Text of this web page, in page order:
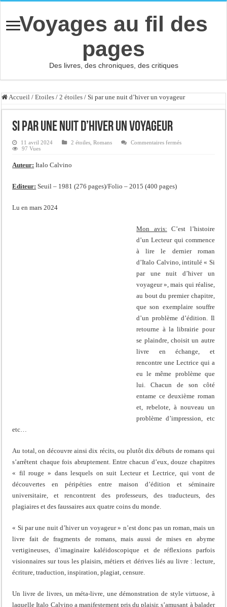
Voyages au fil des
pages
Des livres, des chroniques, des critiques
Accueil / Etoiles / 2 étoiles / Si par une nuit d’hiver un voyageur
Si par une nuit d’hiver un voyageur
11 avril 2024 2 étoiles ,Romans Commentaires ferméssur
97 Vues
Auteur: Italo Calvino
Editeur: Seuil – 1981 (276 pages)/Folio – 2015 (400 pages)
Lu en mars 2024
Mon avis: C’est l’histoire
d’un Lecteur qui commence
à lire le dernier roman
d’Italo Calvino, intitulé « Si
par une nuit d’hiver un
voyageur », mais qui réalise,
au bout du premier chapitre,
que son exemplaire souffre
d’un problème d’édition. Il
retourne à la librairie pour
se plaindre, choisit un autre
livre en échange, et
rencontre une Lectrice qui a
eu le même problème que
lui. Chacun de son côté
entame ce deuxième roman
et, rebelote, à nouveau un
problème d’impression, etc
etc…
Au total, on découvre ainsi dix récits, ou plutôt dix débuts de romans qui
s’arrêtent chaque fois abruptement. Entre chacun d’eux, douze chapitres
« fil rouge » dans lesquels on suit Lecteur et Lectrice, qui vont de
découvertes en péripéties entre maison d’édition et séminaire
universitaire, et rencontrent des professeurs, des traducteurs, des
plagiaires et des faussaires aux quatre coins du monde.
« Si par une nuit d’hiver un voyageur » n’est donc pas un roman, mais un
livre fait de fragments de romans, mais aussi de mises en abyme
vertigineuses, d’imaginaire kaléidoscopique et de réflexions parfois
visionnaires sur tous les plaisirs, métiers et dérives liés au livre : lecture,
écriture, traduction, inspiration, plagiat, censure.
Un livre de livres, un méta-livre, une démonstration de style virtuose, à
laquelle Italo Calvino a manifestement pris du plaisir, s’amusant à balader